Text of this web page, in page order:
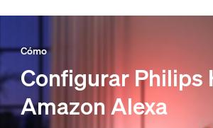
Cómo
Configurar Philips
Amazon Alexa